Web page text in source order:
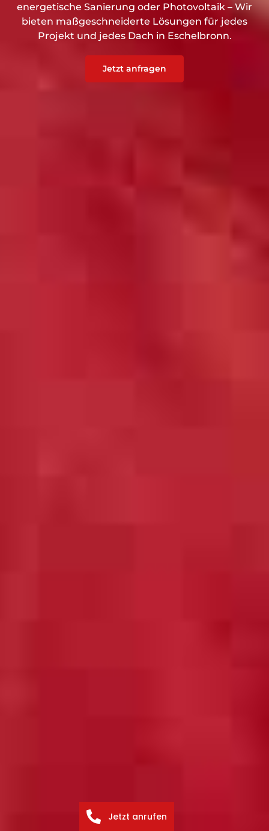
energetische Sanierung oder Photovoltaik – Wir
bieten maßgeschneiderte Lösungen für jedes
Projekt und jedes Dach in Eschelbronn.
Jetzt anfragen
Jetzt anrufen